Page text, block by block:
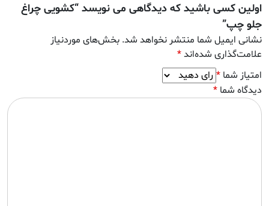
اولین کسی باشید که دیدگاهی می نویسد “کشویی چراغ
جلو چپ”
نشانی ایمیل شما منتشر نخواهد شد. بخش‌های موردنیاز
علامت‌گذاری شده‌اند*
امتیاز شما *
دیدگاه شما *